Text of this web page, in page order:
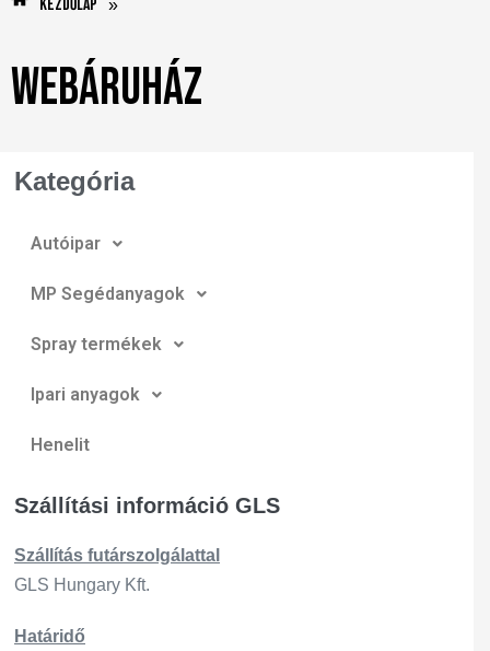
Kezdőlap »
Webáruház
Kategória
Autóipar
MP Segédanyagok
Spray termékek
Ipari anyagok
Henelit
Szállítási információ GLS
Szállítás futárszo lgálattal
GLS Hungary Kft.
Határidő